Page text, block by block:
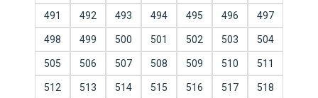
491 492 493 494 495 496 497
498 499 500 501 502 503 504
505 506 507 508 509 510 511
512 513 514 515 516 517 518